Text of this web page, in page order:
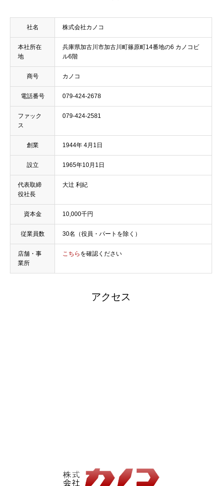
社名 株式会社カノコ
本社所在
地
兵庫県加古川市加古川町篠原町14番地の6 カノコビ
ル6階
商号 カノコ
電話番号 079-424-2678
ファック
ス
079-424-2581
創業 1944年 4月1日
設立 1965年10月1日
代表取締
役社長
大辻 利紀
資本金 10,000千円
従業員数 30名（役員・パートを除く）
店舗・事
業所
こちら を確認ください
アクセス